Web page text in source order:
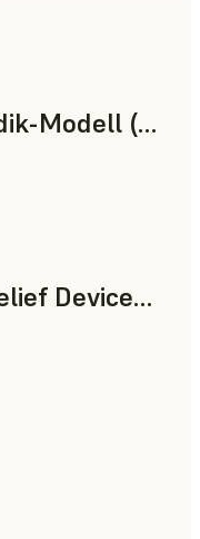
Clear Resin Mikrofluidik-Modell (Form 4)
Flexible 50A Strain Relief Device (Form 4)